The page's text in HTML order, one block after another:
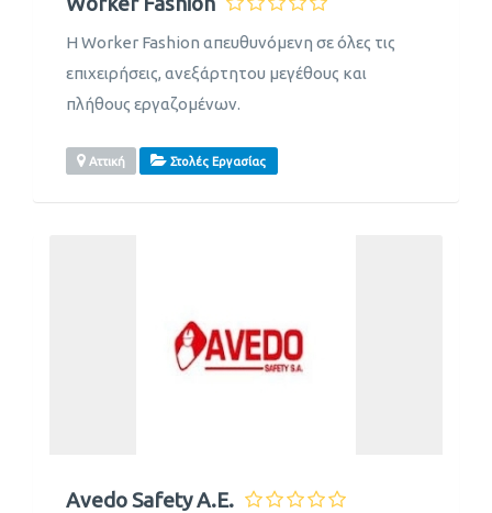
Η Worker Fashion απευθυνόμενη σε όλες τις
επιχειρήσεις, ανεξάρτητου μεγέθους και
πλήθους εργαζομένων.
Αττική Στολές Εργασίας
Avedo Safety Α.Ε.